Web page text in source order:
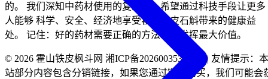
的。 我们深知中药材使用的复杂性，希望通过科技手段让更多
人能够 科学、安全、经济地享受霍山铁皮石斛带来的健康益
处。 记住：好的药材需要正确的方法才能发挥最大价值。
© 2026 霍山铁皮枫斗网 湘ICP备2026003535号-1 | 友情提示：本
站部分内容包含分销链接，如果您通过链接购买，我们可能会